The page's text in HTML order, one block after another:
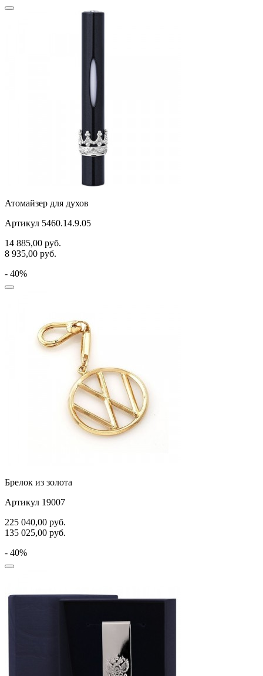
Атомайзер для духов
Артикул 5460.14.9.05
14 885,00 руб.
8 935,00 руб.
- 40%
Брелок из золота
Артикул 19007
225 040,00 руб.
135 025,00 руб.
- 40%